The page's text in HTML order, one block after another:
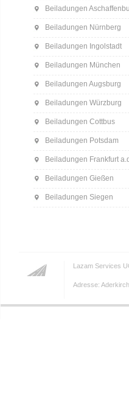
Beiladungen
Beiladungen Nürnberg
Beiladungen Ingolstadt
Beiladungen München
Beiladungen Augsburg
Beiladungen Würzburg
Beiladungen Cottbus
Beiladungen Potsdam
Beiladungen Frankfurt
Beiladungen Gießen
Beiladungen Siegen
Lazam Services
Adresse: